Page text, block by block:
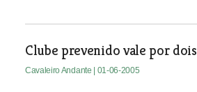
Clube prevenido vale por dois
Cavaleiro Andante | 01-06-2005